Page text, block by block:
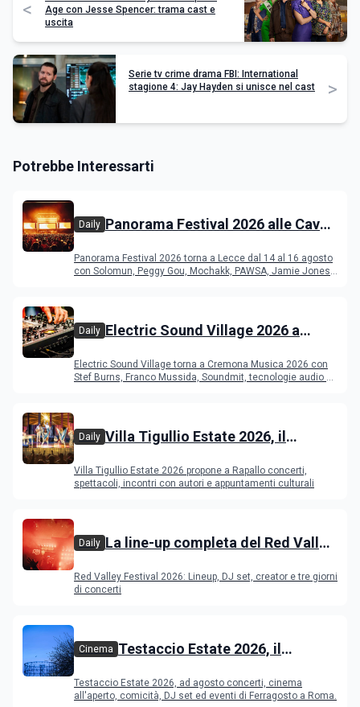
<
Age con Jesse Spencer: trama cast e
uscita
Serie tv crime drama FBI: International
stagione 4: Jay Hayden si unisce nel cast
>
Potrebbe Interessarti
Daily Panorama Festival 2026 alle Cave
programma
Panorama Festival 2026 torna a Lecce dal 14 al 16 agosto
con Solomun, Peggy Gou, Mochakk, PAWSA, Jamie Jones
Daily Electric Sound Village 2026 a
Young Band Contest, il programma
Electric Sound Village torna a Cremona Musica 2026 con
Stef Burns, Franco Mussida, Soundmit, tecnologie audio e
Daily Villa Tigullio Estate 2026, il
Villa Tigullio Estate 2026 propone a Rapallo concerti,
spettacoli, incontri con autori e appuntamenti culturali
Daily La line-up completa del Red Valley
Red Valley Festival 2026: Lineup, DJ set, creator e tre giorni
di concerti
Cinema Testaccio Estate 2026, il
Ferragosto
Testaccio Estate 2026, ad agosto concerti, cinema
all'aperto, comicità, DJ set ed eventi di Ferragosto a Roma.